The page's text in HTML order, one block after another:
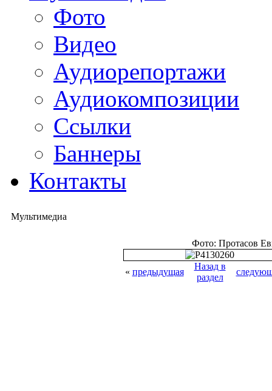
Фото
Видео
Аудиорепортажи
Аудиокомпозиции
Ссылки
Баннеры
Контакты
Мультимедиа
Фото: Протасов
« предыдущая
Назад в
раздел